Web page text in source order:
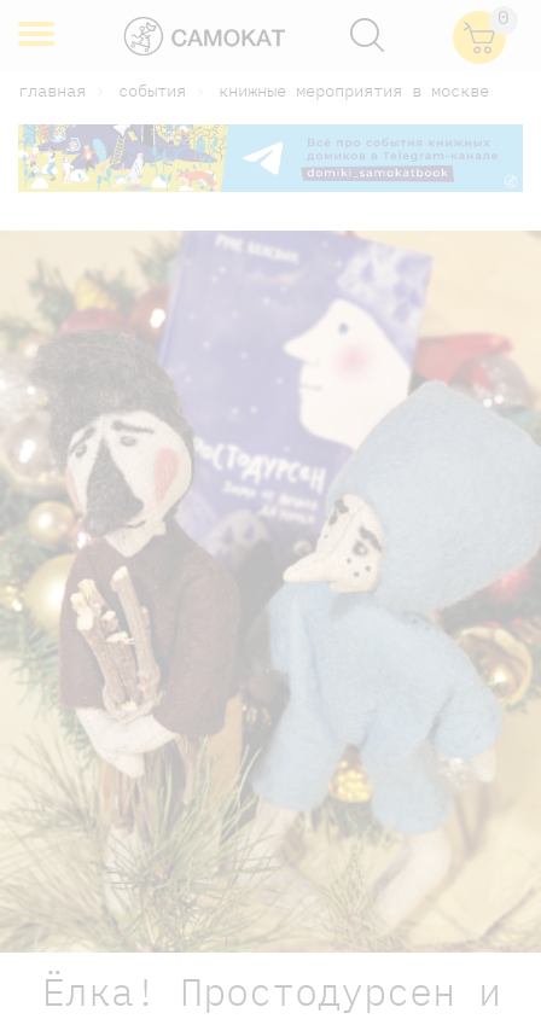
0
главная события книжные мероприятия в москве
Ёлка! Простодурсен и